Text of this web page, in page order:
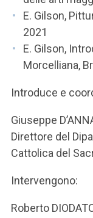
ACCEDI ALLA
SEI UN DOCENTE O UN
E. Gilson,
2021
E. Gilson,
Morcelliana,
Introduce e
Giuseppe
Direttore del
Cattolica del
Intervengono:
Roberto